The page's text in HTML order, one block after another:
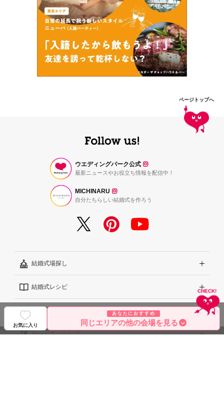
お気に入り
あなたにおすすめ
同じエリアの他の会場を見る
ページトップへ
ウエディングパーク公式
最新ニュースやお役立ち情報を配信中！
MICHINARU
自分たちらしい結婚式を作ろう
結婚式場探し
エリアから探す
こだわりから探す
雰囲気から探す
結婚式レシピ
結婚式準備レポート『ハナレポ』
結婚式当日の動画『ムビレポ』
結婚式のダンドリ
結婚準備ガイド
サービス・ヘルプ